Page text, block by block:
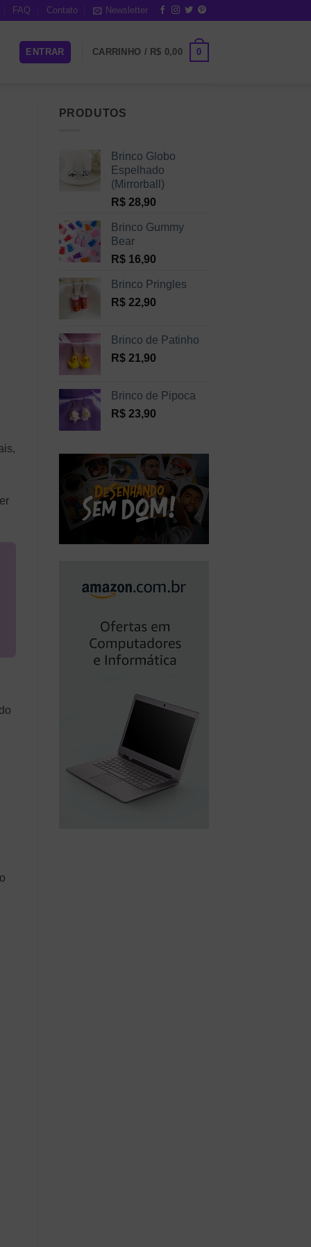
FAQ Contato Newsletter
ENTRAR CARRINHO / R$ 0,00 0
PRODUTOS
Brinco Globo
Espelhado
(Mirrorball)
R$28,90
Brinco Gummy
Bear
R$16,90
Brinco Pringles
R$22,90
Brinco de Patinho
R$21,90
Brinco de Pipoca
R$23,90